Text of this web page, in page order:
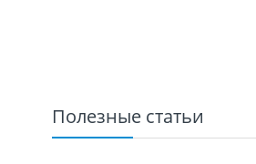
Полезные статьи